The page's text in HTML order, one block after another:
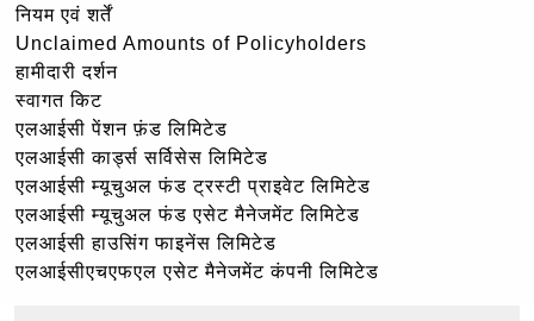
नियम एवं शर्तें
Unclaimed Amounts of Policyholders
हामीदारी दर्शन
स्वागत किट
एलआईसी पेंशन फ़ंड लिमिटेड
एलआईसी कार्ड्स सर्विसेस लिमिटेड
एलआईसी म्यूचुअल फंड ट्रस्टी प्राइवेट लिमिटेड
एलआईसी म्यूचुअल फंड एसेट मैनेजमेंट लिमिटेड
एलआईसी हाउसिंग फाइनेंस लिमिटेड
एलआईसीएचएफएल एसेट मैनेजमेंट कंपनी लिमिटेड